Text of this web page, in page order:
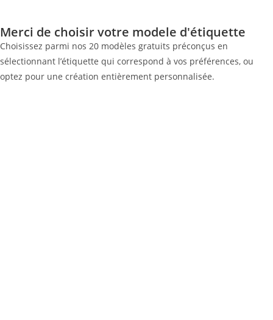
Merci de choisir votre modele d'étiquette
Choisissez parmi nos 20 modèles gratuits préconçus en
sélectionnant l’étiquette qui correspond à vos préférences, ou
optez pour une création entièrement personnalisée.